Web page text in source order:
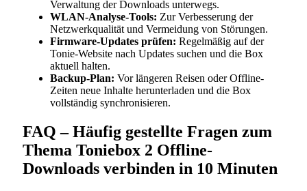
Verwaltung der Downloads unterwegs.
WLAN-Analyse-Tools: Zur Verbesserung der
Netzwerkqualität und Vermeidung von Störungen.
Firmware-Updates prüfen: Regelmäßig auf der
Tonie-Website nach Updates suchen und die Box
aktuell halten.
Backup-Plan: Vor längeren Reisen oder Offline-
Zeiten neue Inhalte herunterladen und die Box
vollständig synchronisieren.
FAQ – Häufig gestellte Fragen zum
Thema Toniebox 2 Offline-
Downloads verbinden in 10 Minuten